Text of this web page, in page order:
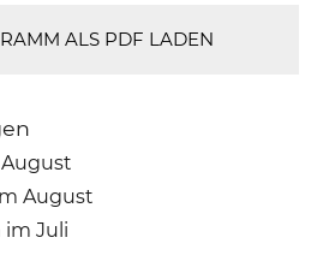
ALS PDF LADEN
August
im Juli